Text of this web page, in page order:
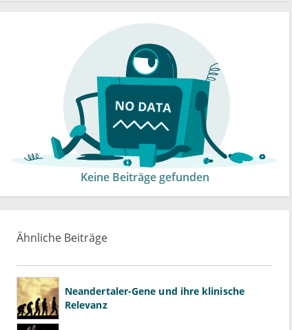
Keine Beiträge gefunden
Ähnliche Beiträge
Neandertaler-Gene und ihre klinische
Relevanz